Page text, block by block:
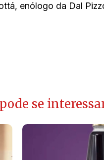
enólogo da Dal
se